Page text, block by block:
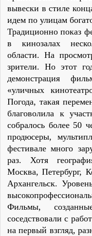
вывески в стиле
идем по улицам
Традиционно показ
в кинозалах
области. На
зрители. Но этот
демонстрация
«уличных
Погода, такая
благоволила к
собралось более 50
продюсеры,
фестивале много
раз. Хотя
Москва, Петербург,
Архангельск.
Фильмы,
соседствовали с
на первый взгляд,